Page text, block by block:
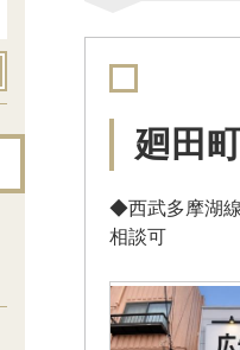
廻田
◆西武多摩湖
相談可